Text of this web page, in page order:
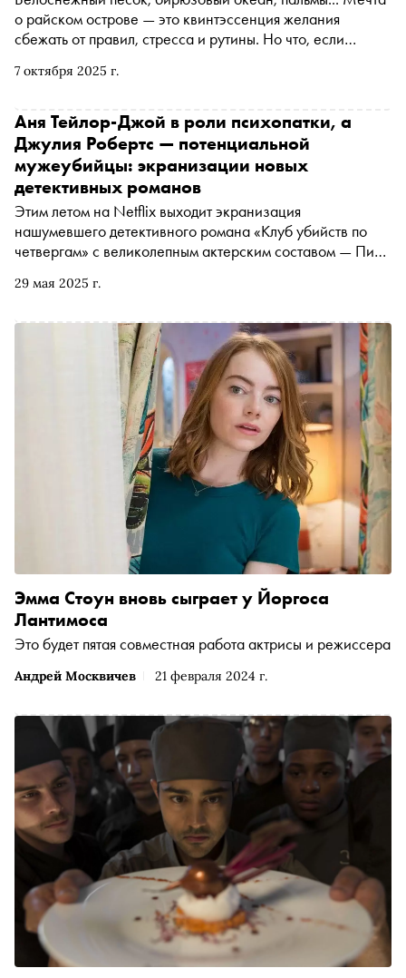
7 октября 2025 г.
о райском острове — это квинтэссенция желания
сбежать от правил, стресса и рутины. Но что, если
основанного на реальных событиях триллера «Эдем»
которых рай оборачивается опасной иллюзией,
обнажающей человеческие пороки
29 мая 2025 г.
Аня Тейлор-Джой в роли психопатки, а
Джулия Робертс — потенциальной
мужеубийцы: экранизации новых
детективных романов
Этим летом на Netflix выходит экранизация
нашумевшего детективного романа «Клуб убийств по
четвергам» с великолепным актерским составом — Пирс
Дэвид Теннант, Ричард Э. Грант. Режиссер картины —
Поттера»). Сноб рассказывает об этой долгожданной
новинке и других экранизациях свежих детективных
романов, которые уже вышли или только готовятся к
Андрей Москвичев 21 февраля 2024 г.
Эмма Стоун вновь сыграет у Йоргоса
Лантимоса
Это будет пятая совместная работа актрисы и режиссера